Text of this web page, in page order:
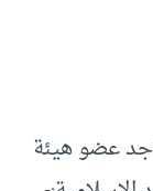
عضو هيئة